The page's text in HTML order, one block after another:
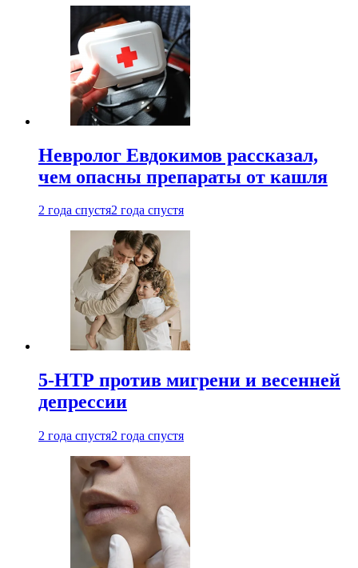
Невролог Евдокимов рассказал,
чем опасны препараты от кашля
2 года спустя2 года спустя
5-НТР против мигрени и весенней
депрессии
2 года спустя2 года спустя